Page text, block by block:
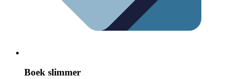
Boek slimmer